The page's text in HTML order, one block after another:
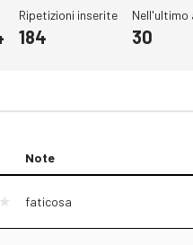
Ripetizioni inserite
184
Nell'ultimo
30
Note
faticosa